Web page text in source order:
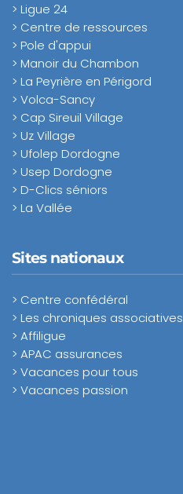
> Ligue 24
> Centre de ressources
> Pole d'appui
> Manoir du Chambon
> La Peyrière en Périgord
> Volca-Sancy
> Cap Sireuil Village
> Uz Village
> Ufolep Dordogne
> Usep Dordogne
> D-Clics séniors
> La Vallée
Sites nationaux
> Centre confédéral
> Les chroniques associatives
> Affiligue
> APAC assurances
> Vacances pour tous
> Vacances passion